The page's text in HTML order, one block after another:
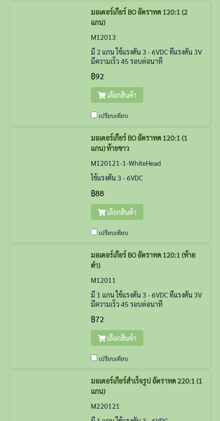
มอเตอร์เกียร์ BO อัตราทด 120:1 (2
แกน)
M12013
มี 2 แกน ใช้แรงดัน 3 - 6VDC ที่แรงดัน 3V
มีความเร็ว 45 รอบต่อนาที
฿92
เลือกสินค้า
เปรียบเทียบ
มอเตอร์เกียร์ BO อัตราทด 120:1 (1
แกน) ท้ายขาว
M120121-1-WhiteHead
ใช้แรงดัน 3 - 6VDC
฿88
เลือกสินค้า
เปรียบเทียบ
มอเตอร์เกียร์ BO อัตราทด 120:1 (ท้าย
ดำ)
M12011
มี 1 แกน ใช้แรงดัน 3 - 6VDC ที่แรงดัน 3V
มีความเร็ว 45 รอบต่อนาที
฿72
เลือกสินค้า
เปรียบเทียบ
มอเตอร์เกียร์สำเร็จรูป อัตราทด 220:1 (1
แกน)
M220121